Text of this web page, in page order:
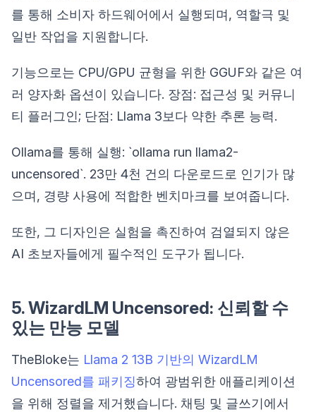
를 통해 소비자 하드웨어에서 실행되며, 역할극 및
일반 작업을 지원합니다.
기능으로는 CPU/GPU 균형을 위한 GGUF와 같은 여
러 양자화 옵션이 있습니다. 장점: 접근성 및 커뮤니
티 플러그인; 단점: Llama 3보다 약한 추론 능력.
Ollama를 통해 실행: `ollama run llama2-
uncensored`. 23만 4천 건의 다운로드로 인기가 많
으며, 경량 사용에 적합한 벤치마크를 보여줍니다.
또한, 그 디자인은 실험을 촉진하여 검열되지 않은
AI 초보자들에게 필수적인 도구가 됩니다.
5. WizardLM Uncensored: 신뢰할 수
있는 만능 모델
TheBloke는 Llama 2 13B 기반의 WizardLM
Uncensored를 패키징하여 광범위한 애플리케이션
을 위해 정렬을 제거했습니다. 채팅 및 글쓰기에서